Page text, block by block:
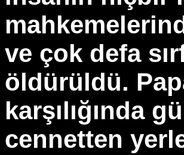
ve çok defa
öldürüldü.
karşılığında
cennetten